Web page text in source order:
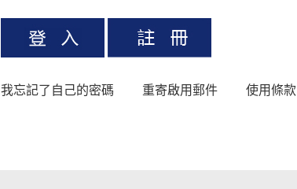
我忘記了自己的密碼 重寄啟用郵件 使用條款